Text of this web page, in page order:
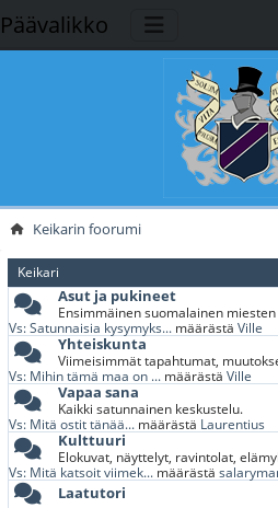
Päävalikko
Keikarin foorumi
Keikari
Asut ja pukineet
Ensimmäinen suomalainen
Vs: Satunnaisia kysymyks... määrästäVille
Yhteiskunta
Viimeisimmät tapahtumat,
Vs: Mihin tämä maa on ... määrästäVille
Vapaa sana
Kaikki satunnainen keskustelu.
Vs: Mitä ostit tänää... määrästä Laurentius
Kulttuuri
Elokuvat, näyttelyt, ravintolat,
Vs: Mitä katsoit viimek... määrästä
Laatutori